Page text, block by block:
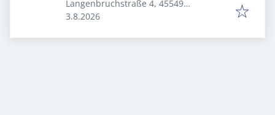
Langenbruchstraße 4, 45549
Sprockhövel, Deutschland
Veröffentlicht
3.8.2026